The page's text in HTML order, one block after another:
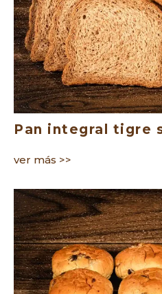
Pan integral tigre
ver más >>